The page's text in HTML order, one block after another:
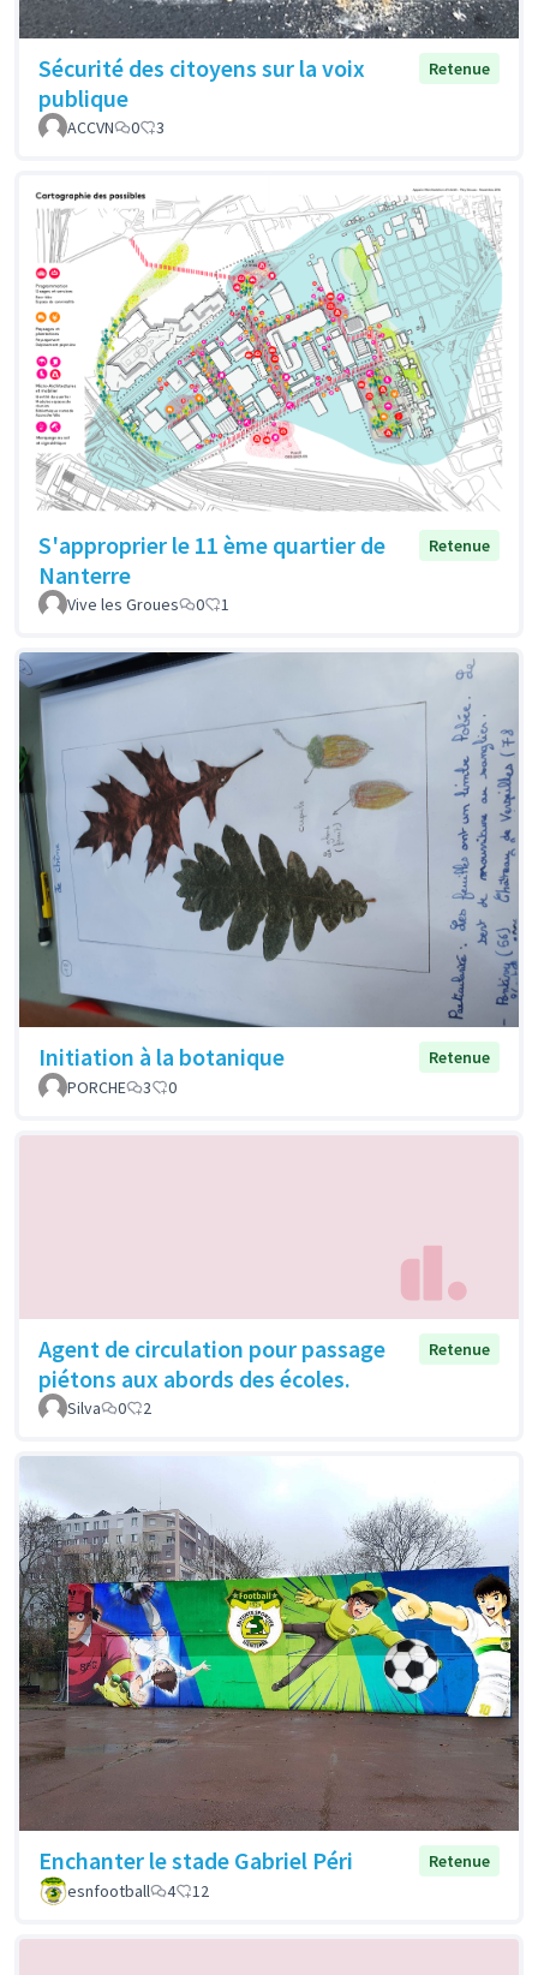
Sécurité des citoyens sur la voix
publique
Retenue
ACCVN 0 3
S'approprier le 11 ème quartier de
Nanterre
Retenue
Vive les Groues 0 1
Initiation à la botanique
Retenue
PORCHE
3 0
Agent de circulation pour passage
piétons aux abords des écoles.
Retenue
Silva 0 2
Enchanter le stade Gabriel Péri
Retenue
esnfootball
4 12